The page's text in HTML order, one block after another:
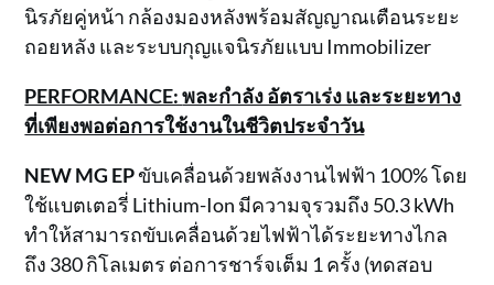
นิรภัยคู่หน้า กล้องมองหลังพร้อมสัญญาณเตือนระยะ
ถอยหลัง และระบบกุญแจนิรภัยแบบ Immobilizer
PERFORMANCE:พละกำลัง อัตราเร่ง และระยะทาง
ที่เพียงพอต่อการใช้งานในชีวิตประจำวัน
NEW MG EPขับเคลื่อนด้วยพลังงานไฟฟ้า 100% โดย
ใช้แบตเตอรี่ Lithium-Ion มีความจุรวมถึง 50.3 kWh
ทำให้สามารถขับเคลื่อนด้วยไฟฟ้าได้ระยะทางไกล
ถึง 380 กิโลเมตร ต่อการชาร์จเต็ม 1 ครั้ง (ทดสอบ